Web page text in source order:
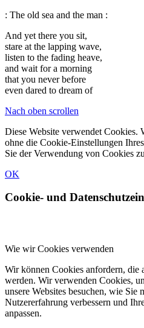
: The old sea and the man :
And yet there you sit,
stare at the lapping wave,
listen to the fading heave,
and wait for a morning
that you never before
even dared to dream of
Nach oben scrollen
Diese Website verwendet Cookies.
ohne die Cookie-Einstellungen
Sie der Verwendung von Cookies
OK
Cookie- und
Wie wir Cookies verwenden
Wir können Cookies anfordern, die
werden. Wir verwenden Cookies,
unsere Websites besuchen, wie Sie
Nutzererfahrung verbessern und
anpassen.